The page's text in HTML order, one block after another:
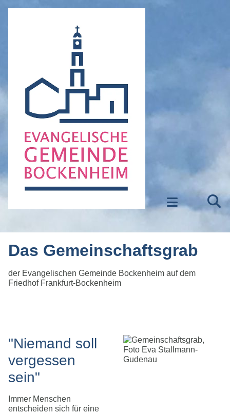
Das Gemeinschaftsgrab
der Evangelischen Gemeinde Bockenheim auf dem
Friedhof Frankfurt-Bockenheim
"Niemand soll
vergessen
sein"
Immer Menschen
entscheiden sich für eine